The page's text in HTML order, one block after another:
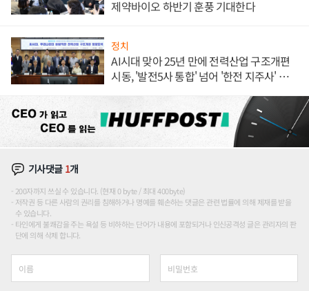
제약바이오 하반기 훈풍 기대한다
정치
AI시대 맞아 25년 만에 전력산업 구조개편
시동, '발전5사 통합' 넘어 '한전 지주사' 재편
기사댓글 1개
200자까지 쓰실 수 있습니다. (현재 0 byte / 최대 400byte)
저작권 등 다른 사람의 권리를 침해하거나 명예를 훼손하는 댓글은 관련 법률에 의해 제재를 받을
수 있습니다.
타인에게 불쾌감을 주는 욕설 등 비하하는 단어가 내용에 포함되거나 인신공격성 글은 관리자의 판
단에 의해 삭제 합니다.